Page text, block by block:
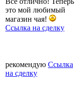
это мой любимый
магазин чая!
Ссылка на сделку
рекомендую Ссылка
на сделку